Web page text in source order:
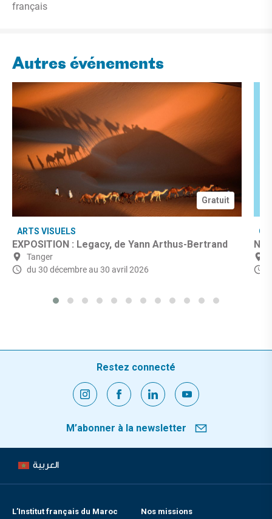
français
Autres événements
Gratuit
ARTS VISUELS
EXPOSITION : Legacy, de Yann Arthus-Bertrand
Tanger
du 30 décembreau 30 avril 2026
Restez connecté
M’abonner à la newsletter
العربية
L’Institut français du Maroc Nos missions